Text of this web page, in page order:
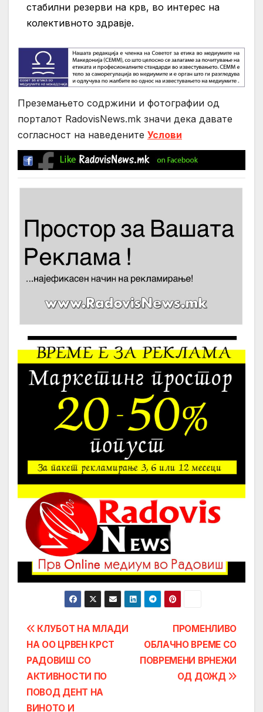
стабилни резерви на крв, во интерес на
колективното здравје.
Преземањето содржини и фотографии од
порталот RadovisNews.mk значи дека давате
согласност на нaведените Услови
Post
navigation
ПРОМЕНЛИВО
ОБЛАЧНО ВРЕМЕ СО
ПОВРЕМЕНИ ВРНЕЖИ
ОД ДОЖД
КЛУБОТ НА МЛАДИ
НА ОО ЦРВЕН КРСТ
РАДОВИШ СО
АКТИВНОСТИ ПО
ПОВОД ДЕНТ НА
ВИНОТО И